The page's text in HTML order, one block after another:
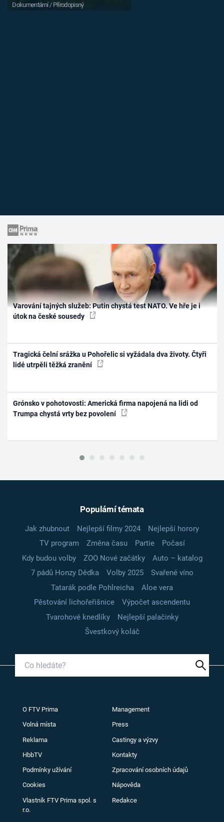
Dokumentární / Přírodopisný
Varování tajných služeb: Putin chystá test NATO. Ve hře je i
útok na české sousedy
Tragická čelní srážka u Pohořelic si vyžádala dva životy. Čtyři
lidé utrpěli těžká zranění
Grónsko v pohotovosti: Americká firma napojená na lidi od
Trumpa chystá vrty bez povolení
Populární témata
Jak zhubnout Nejlepší filmy 2024
Nejlepší horory
TV program
Změna času Partie
Počasí
Kdy budou volby
ZOO Nové začátky
Auto – katalog
7 pádů Honzy Dědka
Volby 2025
Svařené víno
Tatarák podle Pohlreicha
Aloe vera
Pěstování lichořeřišnice
Výpočet ascendentu
Tvarohové knedlíky
Nejlepší palačinky
Švestkový koláč
O FTV Prima Management
Volná místa Press
Reklama Castingy a výzvy
HbbTV Kontakty
Podmínky užívání Zpracování osobních údajů
Cookies Nápověda
Vlastník FTV Prima spol. s
r.o.
Redakce